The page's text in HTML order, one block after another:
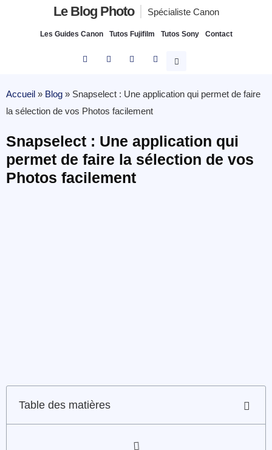
Le Blog Photo Spécialiste Canon
Les Guides Canon Tutos Fujifilm Tutos Sony Contact
Accueil » Blog » Snapselect : Une application qui permet de faire
la sélection de vos Photos facilement
Snapselect : Une application qui
permet de faire la sélection de vos
Photos facilement
Table des matières